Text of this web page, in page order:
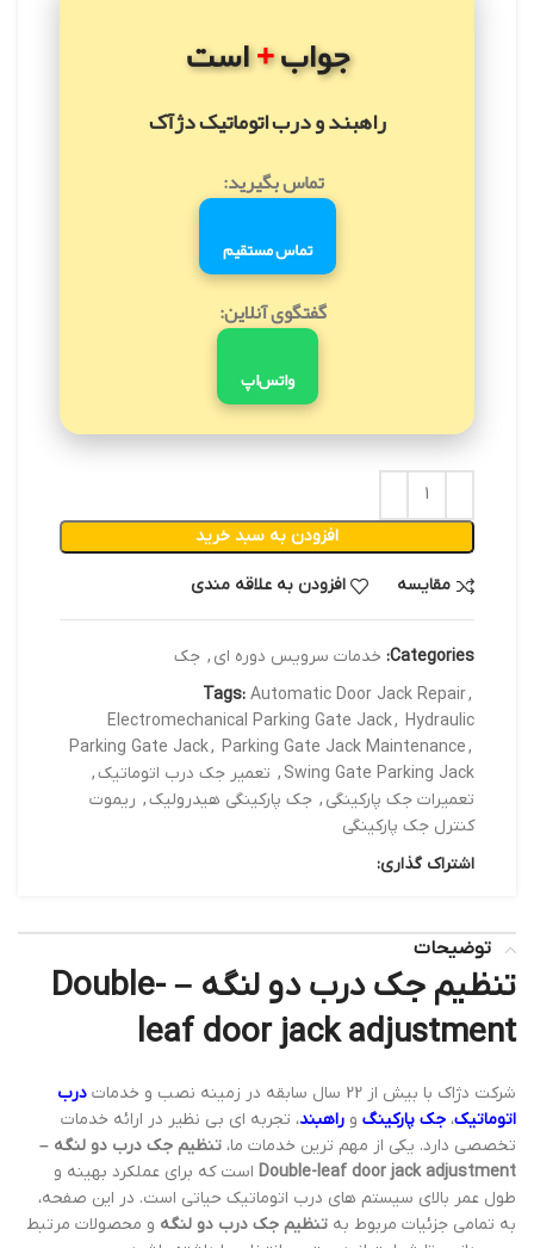
جواب+است
راهبند و درب اتوماتیک دژآک
تماس بگیرید:
تماس مستقیم
گفتگوی آنلاین:
واتس‌اپ
افزودن به سبد خرید
مقایسه افزودن به علاقه مندی
Categories: خدمات سرویس دوره ای , جک
Tags: Automatic Door Jack Repair,
Electromechanical Parking Gate Jack, Hydraulic
Parking Gate Jack, Parking Gate Jack Maintenance,
Swing Gate Parking Jack
, تعمیر جک درب اتوماتیک,
تعمیرات جک پارکینگی , جک پارکینگی هیدرولیک, ریموت
کنترل جک پارکینگی
اشتراک گذاری:
توضیحات
تنظیم جک درب دو لنگه – Double-
leaf door jack adjustment
شرکت دژاک با بیش از 22 سال سابقه در زمینه نصب و خدمات
درب
اتوماتیک، جک پارکینگ و راهبند، تجربه ای بی نظیر در ارائه خدمات
تخصصی دارد. یکی از مهم ترین خدمات ما، تنظیم جک درب دو لنگه –
Double-leaf door jack adjustment است که برای عملکرد بهینه و
طول عمر بالای سیستم های درب اتوماتیک حیاتی است. در این صفحه،
به تمامی جزئیات مربوط به تنظیم جک درب دو لنگه و محصولات مرتبط